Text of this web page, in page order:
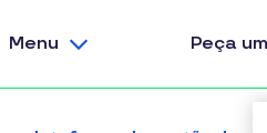
Menu
Peça